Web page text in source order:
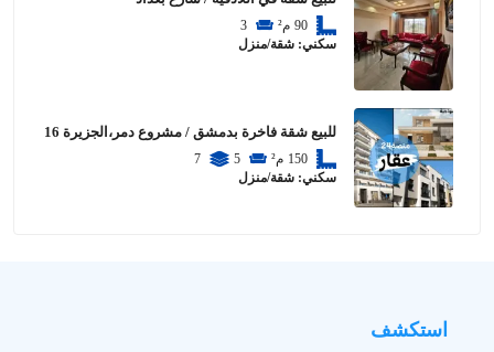
90 م²
3
سكني: شقة/منزل
للبيع شقة فاخرة بدمشق / مشروع دمر،الجزيرة 16
150 م² 5
7
سكني: شقة/منزل
استكشف